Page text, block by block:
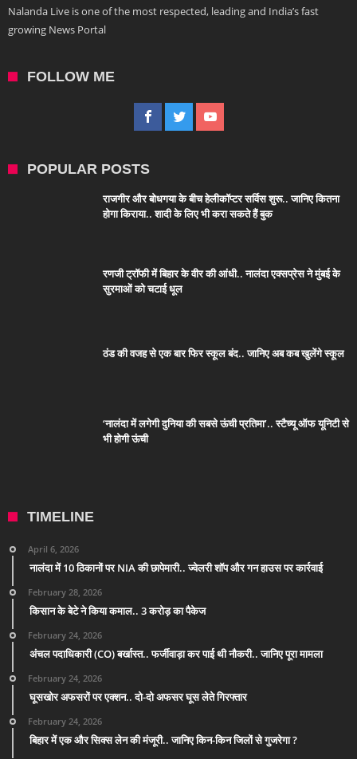
Nalanda Live is one of the most respected, leading and India’s fast
growing News Portal
FOLLOW ME
POPULAR POSTS
राजगीर और बोधगया के बीच हेलीकॉप्टर सर्विस शुरू.. जानिए कितना
होगा किराया.. शादी के लिए भी करा सकते हैं बुक
रणजी ट्रॉफी में बिहार के वीर की आंधी.. नालंदा एक्सप्रेस ने मुंबई के
सुरमाओं को चटाई धूल
ठंड की वजह से एक बार फिर स्कूल बंद.. जानिए अब कब खुलेंगे स्कूल
‘नालंदा में लगेगी दुनिया की सबसे ऊंची प्रतिमा’.. स्टैच्यू ऑफ यूनिटी से
भी होगी ऊंची
TIMELINE
April 6, 2026
नालंदा में 10 ठिकानों पर NIA की छापेमारी.. ज्वेलरी शॉप और गन हाउस पर कार्रवाई
February 28, 2026
किसान के बेटे ने किया कमाल.. 3 करोड़ का पैकेज
February 24, 2026
अंचल पदाधिकारी (CO) बर्खास्त.. फर्जीवाड़ा कर पाई थी नौकरी.. जानिए पूरा मामला
February 24, 2026
घूसखोर अफसरों पर एक्शन.. दो-दो अफसर घूस लेते गिरफ्तार
February 24, 2026
बिहार में एक और सिक्स लेन की मंजूरी.. जानिए किन-किन जिलों से गुजरेगा ?